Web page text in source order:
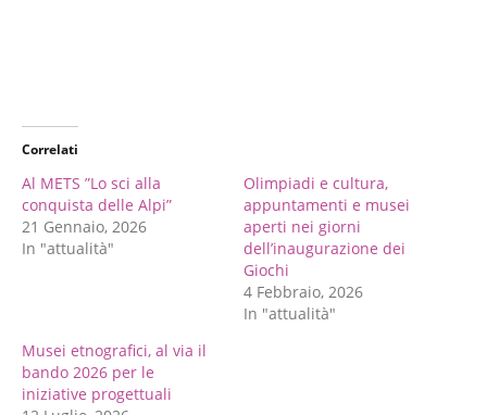
Correlati
Al METS ”Lo sci alla
conquista delle Alpi”
21 Gennaio, 2026
In "attualità"
Olimpiadi e cultura,
appuntamenti e musei
aperti nei giorni
dell’inaugurazione dei
Giochi
4 Febbraio, 2026
In "attualità"
Musei etnografici, al via il
bando 2026 per le
iniziative progettuali